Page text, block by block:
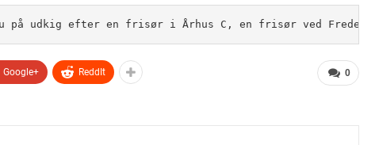
udkig efter en frisør i Århus C, en frisør ved
0
Google+ ReddIt